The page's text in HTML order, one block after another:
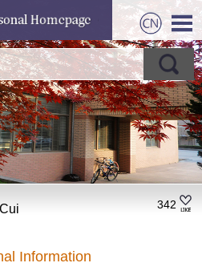
342
Information